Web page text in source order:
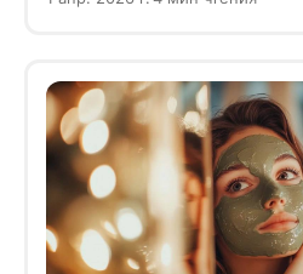
больше внимания.